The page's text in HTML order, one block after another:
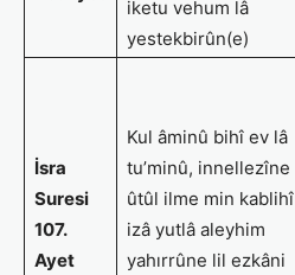
iketu vehum lâ
yestekbirûn(e)
İsra
Suresi
107.
Ayet
Kul âminû bihî ev lâ
tu’minû, innellezîne
ûtûl ilme min kablihî
izâ yutlâ aleyhim
yahırrûne lil ezkâni